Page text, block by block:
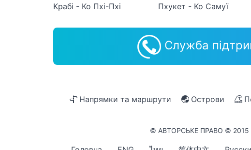
Крабі - Ко Пхі-Пхі
Пхукет - Ко Самуї
Служба
Напрямки та маршрути Острови
© АВТОРСЬКЕ ПРАВО © 2015